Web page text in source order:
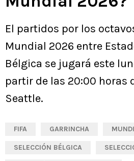
El partidos por los
Mundial 2026 entre
Bélgica se jugará este
partir de las 20:00 horas
Seattle.
FIFA GARRINCHA
SELECCIÓN BÉLGICA